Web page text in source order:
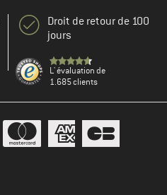
Droit de retour de 100
jours
L' évaluation de
1.685 clients